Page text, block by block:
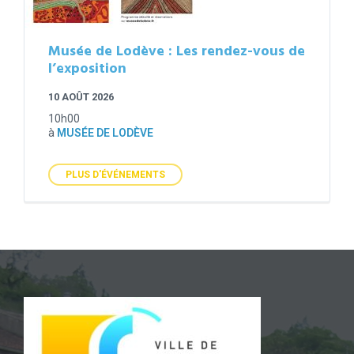
Musée de Lodève : Les rendez-vous de
l’exposition
10 AOÛT 2026
10h00
à MUSÉE DE LODÈVE
PLUS D'ÉVÉNEMENTS